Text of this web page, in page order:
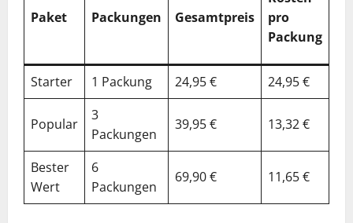
Paket Packungen Gesamtpreis
pro
Packung
Starter
1 Packung 24,95 € 24,95 €
Popular
3
Packungen
39,95 € 13,32 €
Bester
Wert
6
Packungen
69,90 € 11,65 €